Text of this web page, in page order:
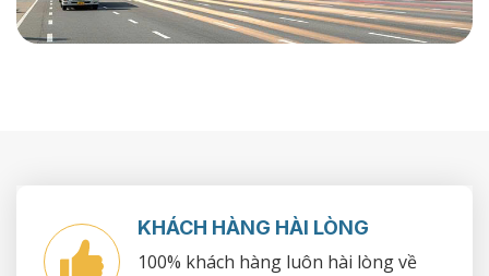
KHÁCH HÀNG HÀI LÒNG
100% khách hàng luôn hài lòng về